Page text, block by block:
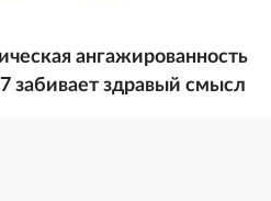
ангажированность
забивает здравый смысл